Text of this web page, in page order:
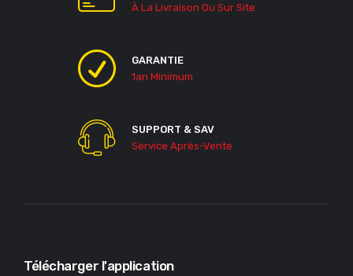
À La Livraison Ou Sur Site
GARANTIE
1an Minimum
SUPPORT & SAV
Service Après-Vente
Télécharger l'application